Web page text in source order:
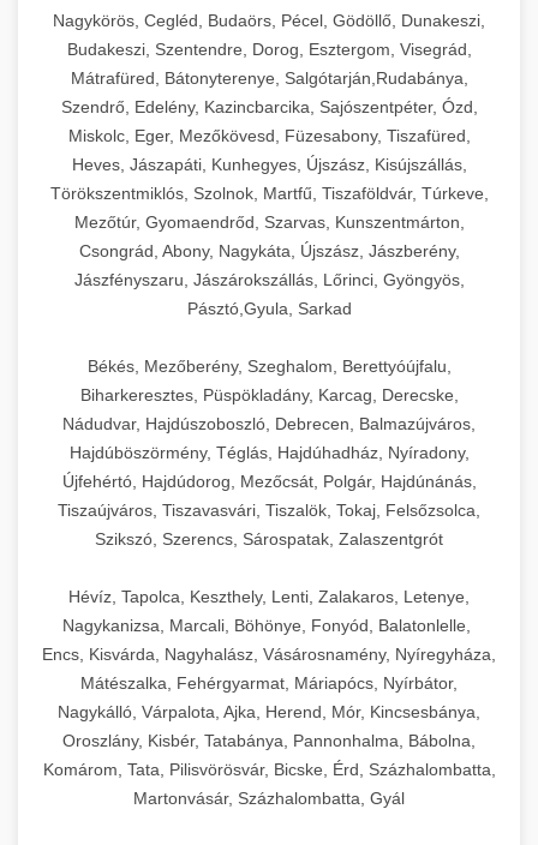
chef-iparikonyhagepek.hu
élelmiszer-előkészítéshez. Különböző reszelési
méretek különböző alkalmazásokhoz.
chef-iparikonyhagepek.hu
kereskedelmi sajtreszelő
🍳 28. Nagykonyhai
Berendezések
+
Teljes körű nagykonyhai berendezések és
professzionális vendéglátóipari kellékek.
Minden, ami szükséges éttermi és catering
műveletekhez.
chef-iparikonyhagepek.hu
kereskedelmi konyhai megoldások
Nagykörös, Cegléd, Budaörs, Pécel, Gödöllő, Dunakeszi,
Budakeszi, Szentendre, Dorog, Esztergom, Visegrád,
Mátrafüred, Bátonyterenye, Salgótarján,Rudabánya,
Szendrő, Edelény, Kazincbarcika, Sajószentpéter, Ózd,
Miskolc, Eger, Mezőkövesd, Füzesabony, Tiszafüred,
Heves, Jászapáti, Kunhegyes, Újszász, Kisújszállás,
Törökszentmiklós, Szolnok, Martfű, Tiszaföldvár, Túrkeve,
Mezőtúr, Gyomaendrőd, Szarvas, Kunszentmárton,
Csongrád, Abony, Nagykáta, Újszász, Jászberény,
Jászfényszaru, Jászárokszállás, Lőrinci, Gyöngyös,
Pásztó,Gyula, Sarkad
Békés, Mezőberény, Szeghalom, Berettyóújfalu,
Biharkeresztes, Püspökladány, Karcag, Derecske,
Nádudvar, Hajdúszoboszló, Debrecen, Balmazújváros,
Hajdúböszörmény, Téglás, Hajdúhadház, Nyíradony,
Újfehértó, Hajdúdorog, Mezőcsát, Polgár, Hajdúnánás,
Tiszaújváros, Tiszavasvári, Tiszalök, Tokaj, Felsőzsolca,
Szikszó, Szerencs, Sárospatak, Zalaszentgrót
Hévíz, Tapolca, Keszthely, Lenti, Zalakaros, Letenye,
Nagykanizsa, Marcali, Böhönye, Fonyód, Balatonlelle,
Encs, Kisvárda, Nagyhalász, Vásárosnamény, Nyíregyháza,
Mátészalka, Fehérgyarmat, Máriapócs, Nyírbátor,
Nagykálló, Várpalota, Ajka, Herend, Mór, Kincsesbánya,
Oroszlány, Kisbér, Tatabánya, Pannonhalma, Bábolna,
Komárom, Tata, Pilisvörösvár, Bicske, Érd, Százhalombatta,
Martonvásár, Százhalombatta, Gyál